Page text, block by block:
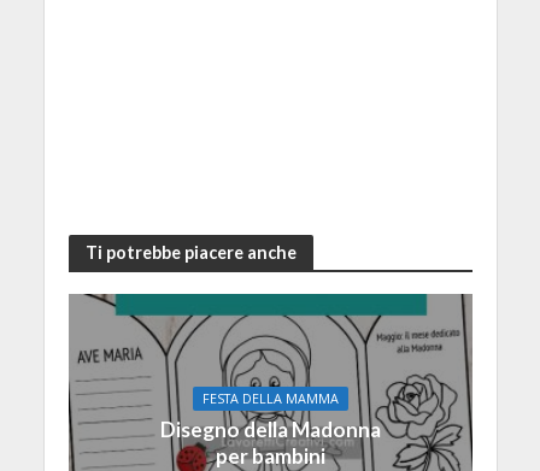
Ti potrebbe piacere anche
FESTA DELLA MAMMA
Disegno della Madonna
per bambini